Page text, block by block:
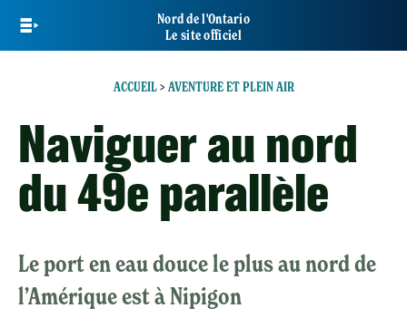
main
Nord de l'Ontario
Le site officiel
ACCUEIL> AVENTURE ET PLEIN AIR
Naviguer au nord
du 49e parallèle
Le port en eau douce le plus au nord de
l’Amérique est à Nipigon